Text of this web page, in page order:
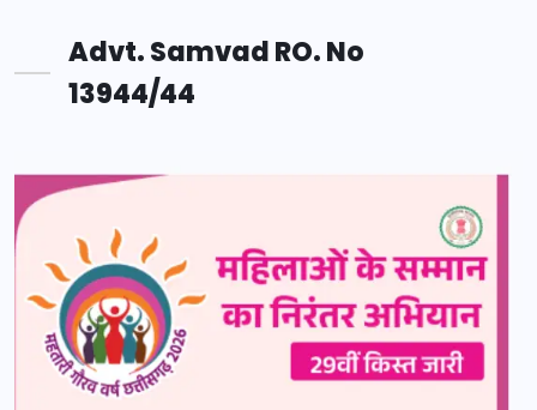
Advt. Samvad RO. No
13944/44